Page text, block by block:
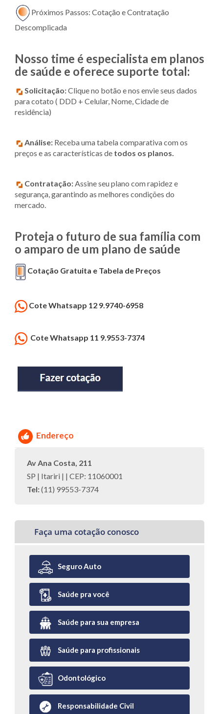
Próximos Passos: Cotação e Contratação
Descomplicada
Nosso time é especialista em planos
de saúde e oferece suporte total:
Solicitação:Clique no botão e nos envie seus dados
para cotato ( DDD + Celular, Nome, Cidade de
residência)
Análise: Receba uma tabela comparativa com os
preços e as características de todos os planos.
Contratação:Assine seu plano com rapidez e
segurança, garantindo as melhores condições do
mercado.
Proteja o futuro de sua família com
o amparo de um plano de saúde
Cotação Gratuita e Tabela de Preços
Cote Whatsapp 12 9.9740-6958
Cote Whatsapp 11 9.9553-7374
Endereço
Av Ana Costa, 211
SP | Itariri | | CEP: 11060001
Tel:(11) 99553-7374
Faça uma cotação conosco
Seguro Auto
Saúde pra você
Saúde para sua empresa
Saúde para profissionais
Odontológico
Responsabilidade Civil